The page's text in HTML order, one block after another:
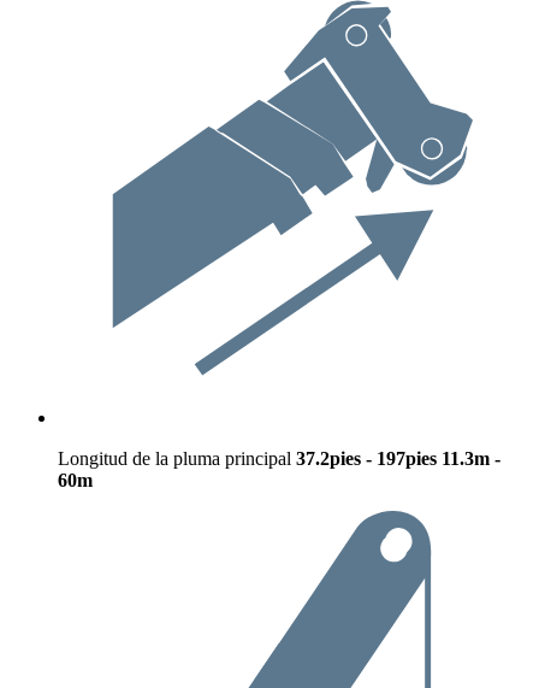
Longitud de la pluma principal 37.2pies - 197pies 11.3m -
60m